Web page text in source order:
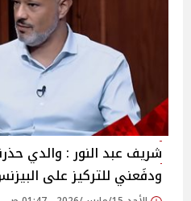
شريف عبد النور : والدي
ودفَعني للتركيز على